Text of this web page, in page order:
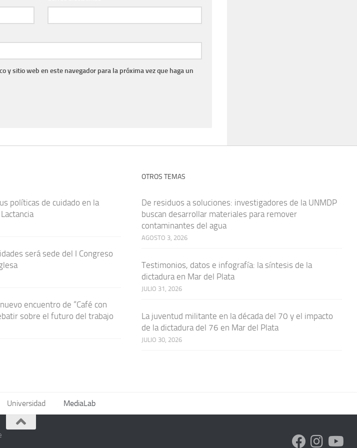
y sitio web en este navegador para la próxima vez que haga un
políticas de cuidado en la
será sede del I Congreso
encuentro de “Café con
sobre el futuro del trabajo
OTROS TEMAS
De residuos a soluciones: investigadores de la UNMDP
buscan desarrollar materiales para remover
contaminantes del agua
AGOSTO 3, 2026
Testimonios, datos e infografía: la síntesis de la
dictadura en Mar del Plata
JULIO 31, 2026
La juventud militante en la década del 70 y el impacto
de la dictadura del 76 en Mar del Plata
JULIO 30, 2026
Universidad MediaLab